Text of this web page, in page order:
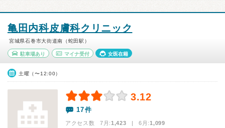
亀田内科皮膚科クリニック
宮城県石巻市大街道南（蛇田駅）
駐車場あり マイナ受付 女医在籍
土曜（〜12:00）
3.12
17件
アクセス数 7月:1,423 | 6月:1,099